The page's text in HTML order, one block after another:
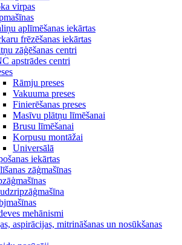
virpas
aplīmēšanas iekārtas
frēzēšanas iekārtas
zāģēšanas centri
apstrādes centri
Rāmju preses
Vakuuma preses
Finierēšanas preses
Masīvu plātņu līmēšanai
Brusu līmēšanai
Korpusu montāžai
Universālā
iekārtas
zāģmašīnas
mehānismi
aspirācijas, mitrināšanas un nosūkšanas